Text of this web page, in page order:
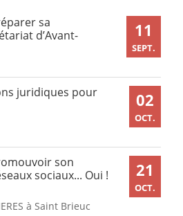
11
SEPT.
sa
d’Avant-
02
OCT.
juridiques pour
21
OCT.
son
sociaux... Oui !
à Saint Brieuc